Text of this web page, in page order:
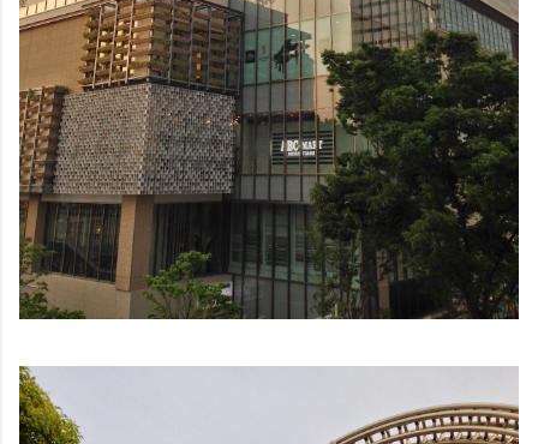
串流（確實 Meta 的智能眼鏡，在同步媒體時，會強制要
求開啟手機的 WiFi 開關，所以媒體同步應該是靠 WiFi 通
道做的），而去年初我也快速做了一個WiFi Direct 架構
來做 POC，確實傳輸效率非常快，幾百 MB 的大檔幾乎秒
級傳完，從眼鏡端將媒體串流到手機端更是不用說的順暢，
而且當時我們的媒體串流還是以未經編碼的方式傳透過
Socket 直接傳輸的（這表示傳輸時所需的頻寬會更大，功
耗據說也較大）。 後來因為 ...